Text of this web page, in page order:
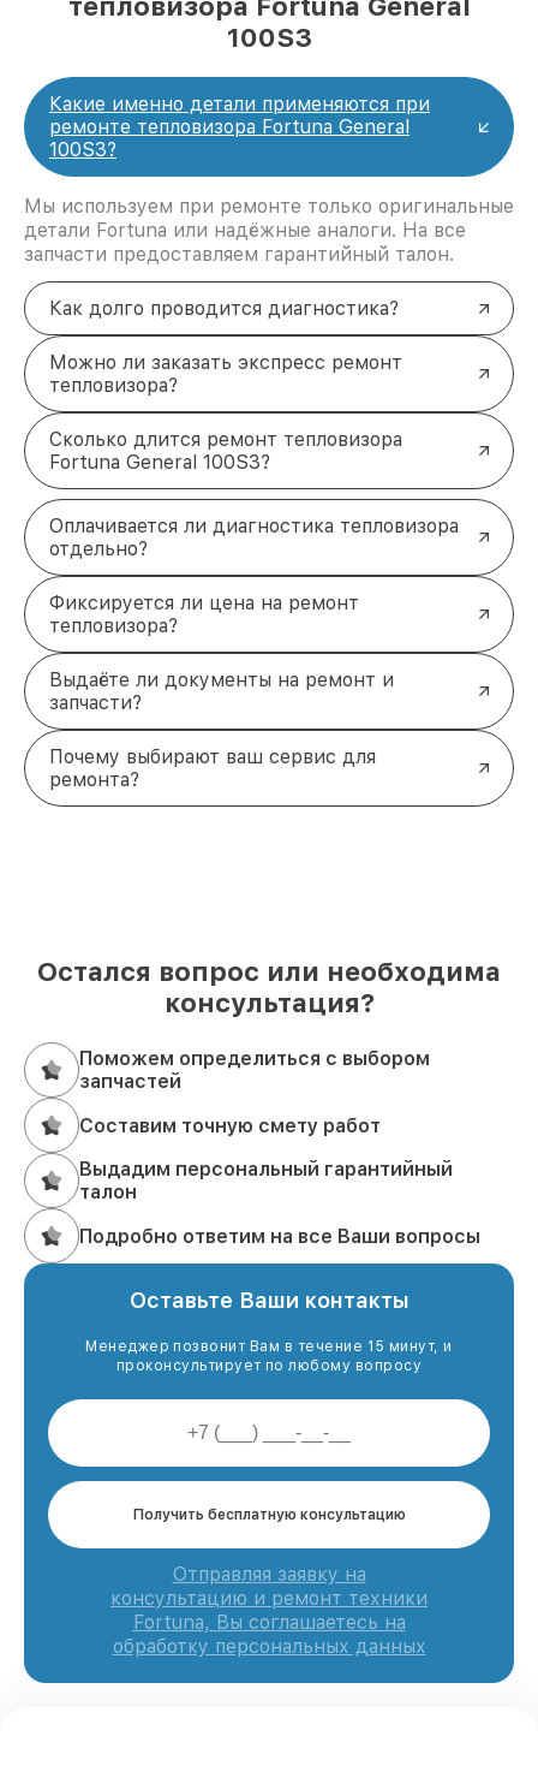
100S3
Какие именно детали применяются при
ремонте тепловизора Fortuna General
100S3?
Мы используем при ремонте только оригинальные
детали Fortuna или надёжные аналоги. На все
запчасти предоставляем гарантийный талон.
Как долго проводится диагностика?
Можно ли заказать экспресс ремонт
тепловизора?
Сколько длится ремонт тепловизора
Fortuna General 100S3?
Оплачивается ли диагностика тепловизора
отдельно?
Фиксируется ли цена на ремонт
тепловизора?
Выдаёте ли документы на ремонт и
запчасти?
Почему выбирают ваш сервис для
ремонта?
Остался вопрос или необходима
консультация?
Поможем определиться с выбором
запчастей
Составим точную смету работ
Выдадим персональный гарантийный
талон
Подробно ответим на все Ваши вопросы
Оставьте Ваши контакты
Менеджер позвонит Вам в течение 15 минут, и
проконсультирует по любому вопросу
Получить бесплатную консультацию
Отправляя заявку на
консультацию и ремонт техники
Fortuna, Вы соглашаетесь на
обработку персональных данных